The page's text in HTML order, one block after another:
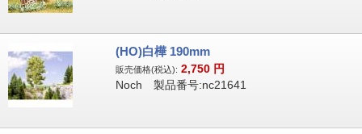
(HO)白樺 190mm
販売価格(税込): 2,750 円
Noch 製品番号:nc21641